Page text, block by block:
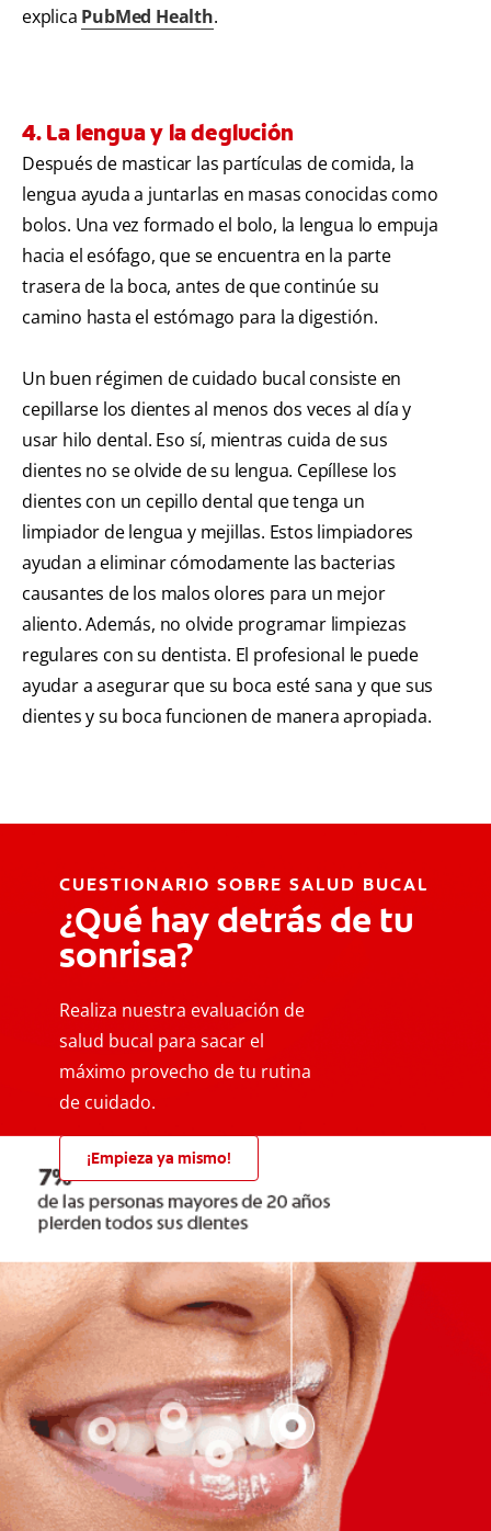
explica PubMed Health.
4. La lengua y la deglución
Después de masticar las partículas de comida, la
lengua ayuda a juntarlas en masas conocidas como
bolos. Una vez formado el bolo, la lengua lo empuja
hacia el esófago, que se encuentra en la parte
trasera de la boca, antes de que continúe su
camino hasta el estómago para la digestión.
Un buen régimen de cuidado bucal consiste en
cepillarse los dientes al menos dos veces al día y
usar hilo dental. Eso sí, mientras cuida de sus
dientes no se olvide de su lengua. Cepíllese los
dientes con un cepillo dental que tenga un
limpiador de lengua y mejillas. Estos limpiadores
ayudan a eliminar cómodamente las bacterias
causantes de los malos olores para un mejor
aliento. Además, no olvide programar limpiezas
regulares con su dentista. El profesional le puede
ayudar a asegurar que su boca esté sana y que sus
dientes y su boca funcionen de manera apropiada.
CUESTIONARIO SOBRE SALUD BUCAL
¿Qué hay detrás de tu
sonrisa?
Realiza nuestra evaluación de
salud bucal para sacar el
máximo provecho de tu rutina
de cuidado.
¡Empieza ya mismo!